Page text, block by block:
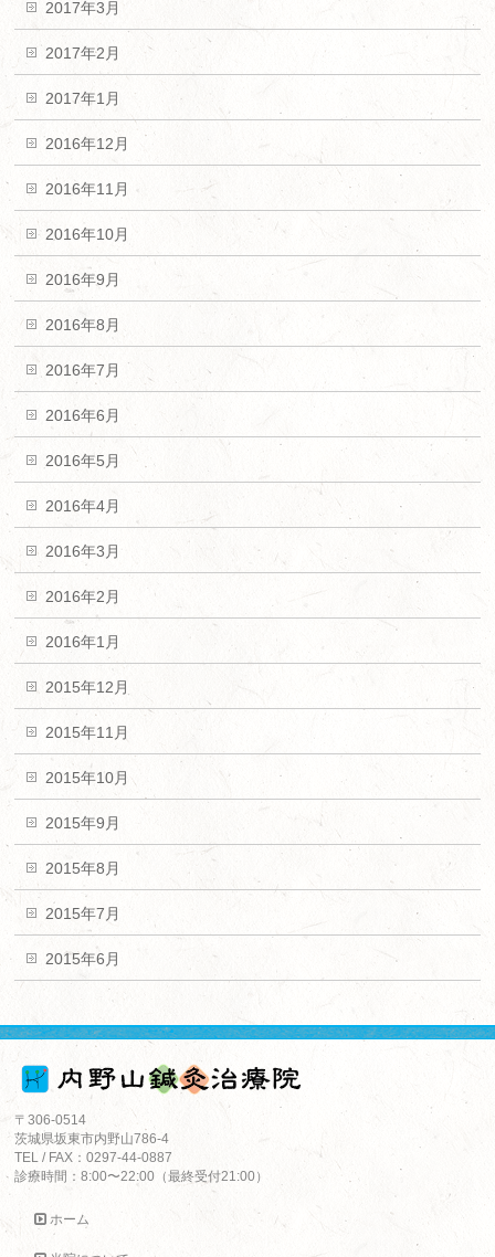
2017年3月
2017年2月
2017年1月
2016年12月
2016年11月
2016年10月
2016年9月
2016年8月
2016年7月
2016年6月
2016年5月
2016年4月
2016年3月
2016年2月
2016年1月
2015年12月
2015年11月
2015年10月
2015年9月
2015年8月
2015年7月
2015年6月
〒306-0514
茨城県坂東市内野山786-4
TEL / FAX：0297-44-0887
診療時間：8:00〜22:00（最終受付21:00）
ホーム